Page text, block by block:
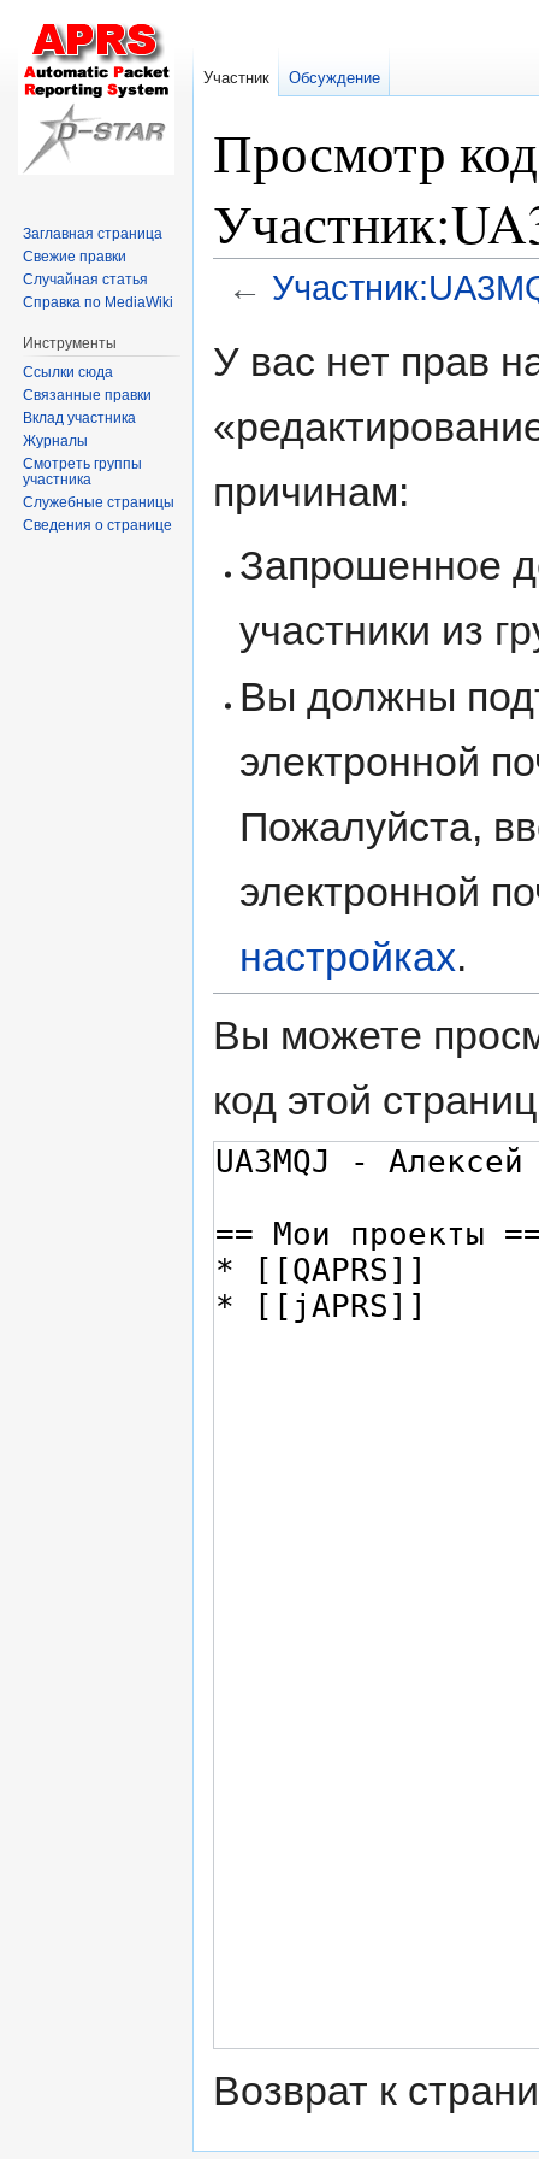
Просмотр
←
ккУ вас нет прав
причинам:
Запрошенное
участники из
Вы должны
электронной
Пожалуйста,
электронной
настройках.
Вы можете
код этой
Возврат к
Участник Обсуждение
Заглавная страница
Свежие правки
Случайная статья
Справка по MediaWiki
Инструменты
Ссылки сюда
Связанные правки
Вклад участника
Журналы
Смотреть группы
участника
Служебные страницы
Сведения о странице